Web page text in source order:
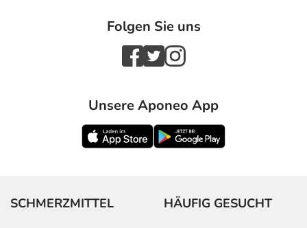
Folgen Sie uns
Unsere Aponeo App
SCHMERZMITTEL HÄUFIG GESUCHT